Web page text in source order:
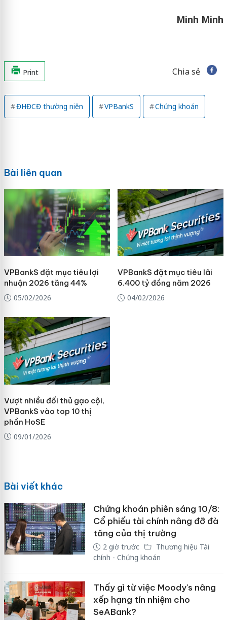
Minh Minh
Print Chia sẻ
ĐHĐCĐ thường niên VPBankS Chứng khoán
Bài liên quan
VPBankS đặt mục tiêu lợi
nhuận 2026 tăng 44%
05/02/2026
VPBankS đặt mục tiêu lãi
6.400 tỷ đồng năm 2026
04/02/2026
Vượt nhiều đối thủ gạo cội,
VPBankS vào top 10 thị
phần HoSE
09/01/2026
Bài viết khác
Chứng khoán phiên sáng 10/8:
Cổ phiếu tài chính nâng đỡ đà
tăng của thị trường
2 giờ trước
Thương hiệu Tài
chính - Chứng khoán
Thấy gì từ việc Moody's nâng
xếp hạng tín nhiệm cho
SeABank?